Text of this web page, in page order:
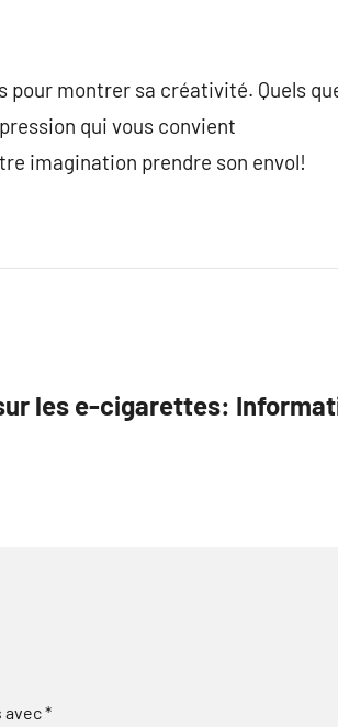
pour montrer sa créativité. Quels
qui vous convient
imagination prendre son envol!
les e-cigarettes:
avec*